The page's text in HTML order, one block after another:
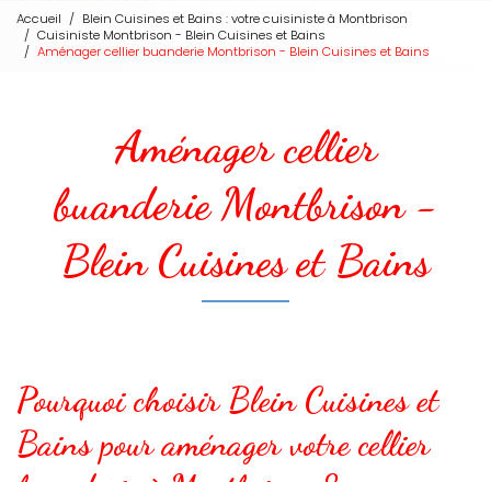
Accueil
Blein Cuisines et Bains : votre cuisiniste à Montbrison
Cuisiniste Montbrison - Blein Cuisines et Bains
Aménager cellier buanderie Montbrison - Blein Cuisines et Bains
Aménager cellier
buanderie Montbrison -
Blein Cuisines et Bains
Pourquoi choisir Blein Cuisines et
Bains pour aménager votre cellier